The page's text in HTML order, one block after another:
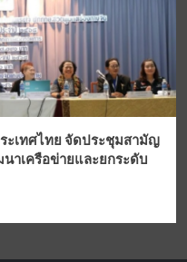
ะเทศไทย จัดประชุมสามัญ
นาเครือข่ายและยกระดับ